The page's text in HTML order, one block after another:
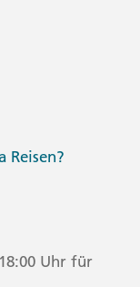
Reisen?
Uhr für